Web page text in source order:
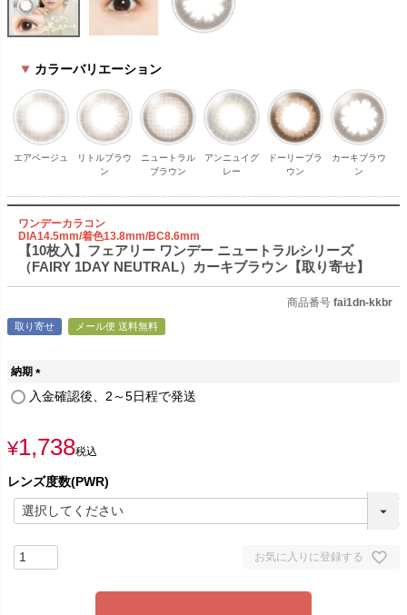
カラーバリエーション
エアベージュ
リトルブラウ
ン
ニュートラル
ブラウン
アンニュイグ
レー
ドーリーブラ
ウン
カーキブラウ
ン
ワンデーカラコン
DIA14.5mm/着色13.8mm/BC8.6mm
【10枚入】フェアリー ワンデー ニュートラルシリーズ
（FAIRY 1DAY NEUTRAL）カーキブラウン【取り寄せ】
商品番号 fai1dn-kkbr
取り寄せ メール便 送料無料
納期
(
)
入金確認後、2～5日程で発送
¥1,738税込
レンズ度数(PWR)
お気に入りに登録する